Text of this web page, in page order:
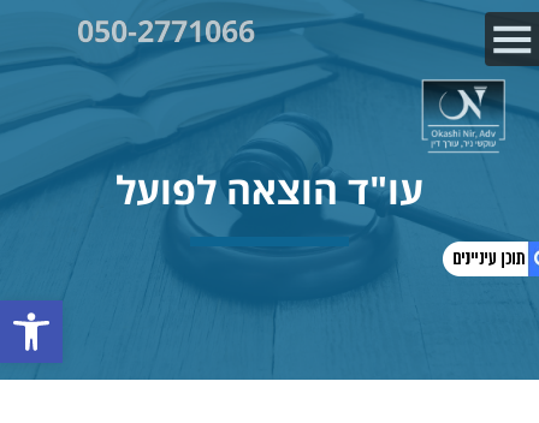
2. עו"ד הוצאה לפועל – ניר עוקשי
050-2771066
עו"ד הוצאה לפועל